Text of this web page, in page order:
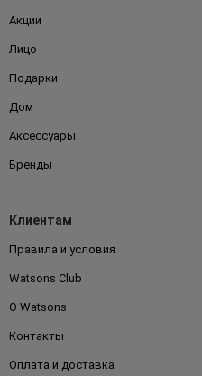
Акции
Лицо
Подарки
Дом
Аксессуары
Бренды
Клиентам
Правила и условия
Watsons Club
О Watsons
Контакты
Оплата и доставка